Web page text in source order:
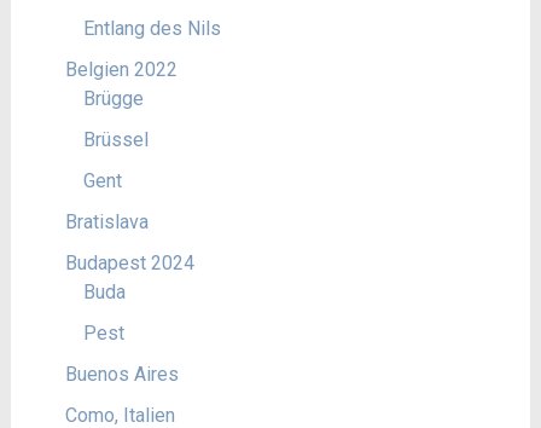
Entlang des Nils
Belgien 2022
Brügge
Brüssel
Gent
Bratislava
Budapest 2024
Buda
Pest
Buenos Aires
Como, Italien